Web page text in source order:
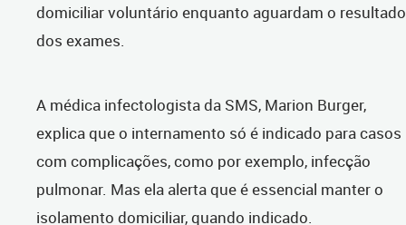
domiciliar voluntário enquanto aguardam o resultado
dos exames.
A médica infectologista da SMS, Marion Burger,
explica que o internamento só é indicado para casos
com complicações, como por exemplo, infecção
pulmonar. Mas ela alerta que é essencial manter o
isolamento domiciliar, quando indicado.